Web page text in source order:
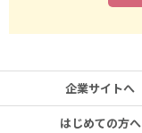
企業サイトへ
はじめての方へ